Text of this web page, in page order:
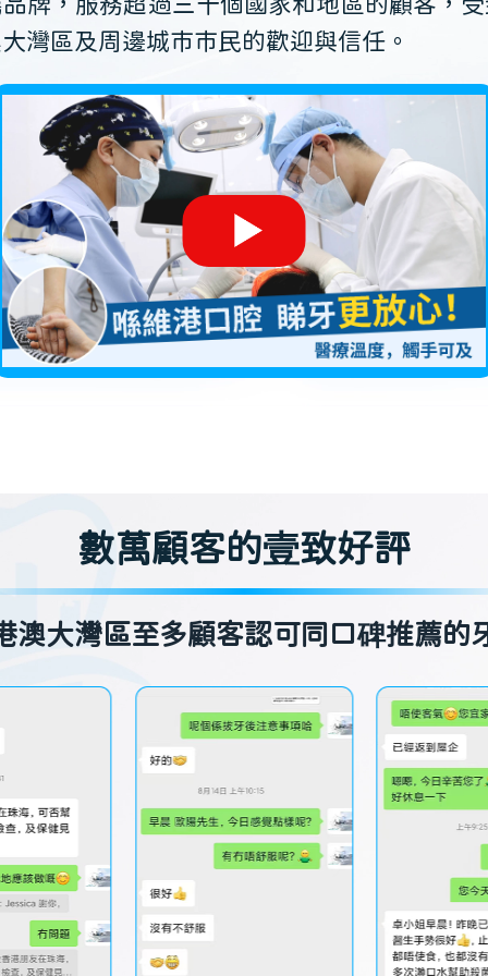
牌，服務超過三十個國家和地區的顧客，
灣區及周邊城市市民的歡迎與信任。
數萬顧客的壹致好評
澳大灣區至多顧客認可同口碑推薦的